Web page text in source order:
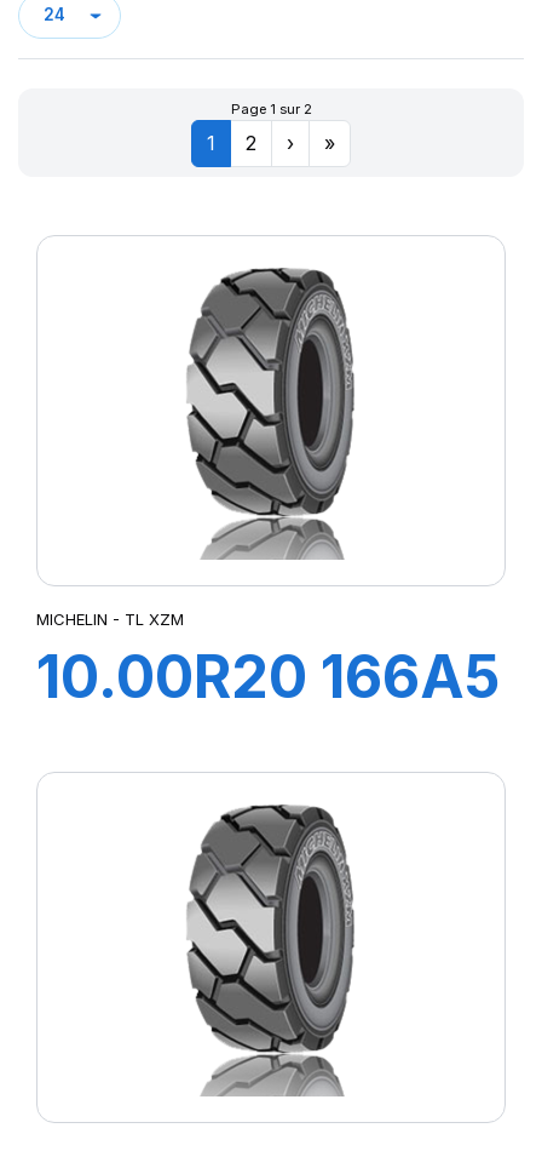
Page 1 sur 2
1 2 › »
MICHELIN - TL XZM
10.00R20 166A5